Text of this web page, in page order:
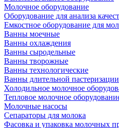
Молочное оборудование
Оборудование для анализа
Емкостное оборудование для
Ванны моечные
Ванны охлаждения
Ванны сыродельные
Ванны творожные
Ванны технологические
Ванны длительной пастеризации
Холодильное молочное
Тепловое молочное
Молочные насосы
Сепараторы для молока
Фасовка и упаковка молочных